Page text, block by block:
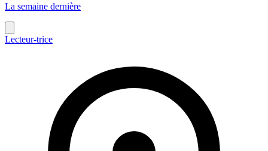
La semaine dernière
Lecteur-trice